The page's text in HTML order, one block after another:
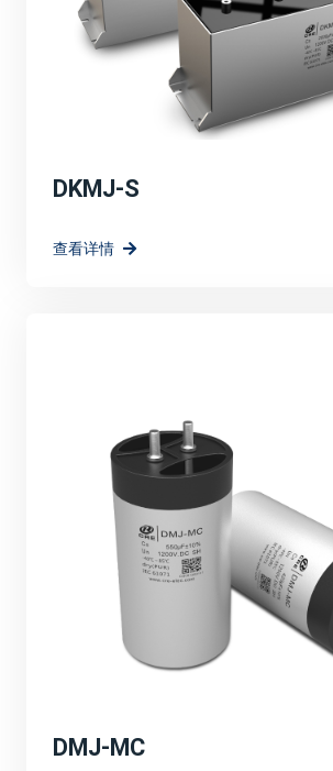
高效能与环保：
强调宸瑞科技的薄膜电容器在提升系统
如降低能量损耗、提高电能转换效率等
宸瑞科技在薄膜电容器领域的长远规划
宸瑞科技积极响应全球能源转型和碳中
动绿色能源的发展。公司将继续秉承可
为客户提供更加环保、高效的能源解决
贡献一份力量。
深圳PCIM展会的成功举办不仅为宸瑞
展示自身实力和品牌形象的重要平台，
展注入了新的活力和机遇。宸瑞科技将
机，不断创新进取，为全球绿色能源事
DKMJ-S
查看详情
DMJ-MC